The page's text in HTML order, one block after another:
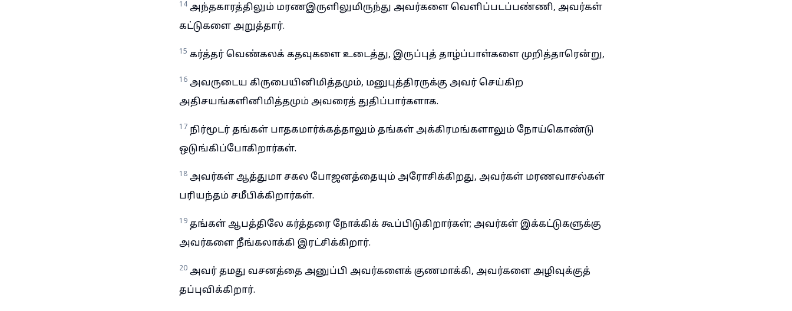
14 அந்தகாரத்திலும் மரணஇருளிலுமிருந்து அவர்களை வெளிப்படப்பண்ணி, அவர்கள்
கட்டுகளை அறுத்தார்.
15 கர்த்தர் வெண்கலக் கதவுகளை உடைத்து, இருப்புத் தாழ்ப்பாள்களை முறித்தாரென்று,
16 அவருடைய கிருபையினிமித்தமும், மனுபுத்திரருக்கு அவர் செய்கிற
அதிசயங்களினிமித்தமும் அவரைத் துதிப்பார்களாக.
17 நிர்மூடர் தங்கள் பாதகமார்க்கத்தாலும் தங்கள் அக்கிரமங்களாலும் நோய்கொண்டு
ஒடுங்கிப்போகிறார்கள்.
18 அவர்கள் ஆத்துமா சகல போஜனத்தையும் அரோசிக்கிறது, அவர்கள் மரணவாசல்கள்
பரியந்தம் சமீபிக்கிறார்கள்.
19 தங்கள் ஆபத்திலே கர்த்தரை நோக்கிக் கூப்பிடுகிறார்கள்; அவர்கள் இக்கட்டுகளுக்கு
அவர்களை நீங்கலாக்கி இரட்சிக்கிறார்.
20 அவர் தமது வசனத்தை அனுப்பி அவர்களைக் குணமாக்கி, அவர்களை அழிவுக்குத்
தப்புவிக்கிறார்.